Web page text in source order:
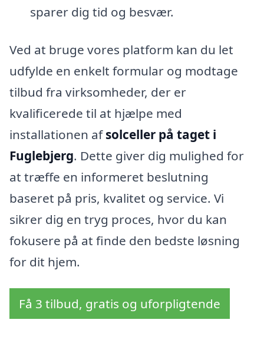
sparer dig tid og besvær.
Ved at bruge vores platform kan du let
udfylde en enkelt formular og modtage
tilbud fra virksomheder, der er
kvalificerede til at hjælpe med
installationen afsolceller på taget i
Fuglebjerg. Dette giver dig mulighed for
at træffe en informeret beslutning
baseret på pris, kvalitet og service. Vi
sikrer dig en tryg proces, hvor du kan
fokusere på at finde den bedste løsning
for dit hjem.
Få 3 tilbud, gratis og uforpligtende